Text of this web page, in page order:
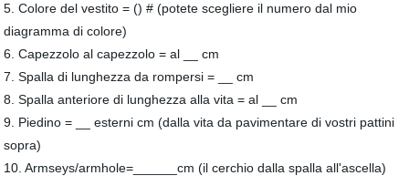
5. Colore del vestito = () # (potete scegliere il numero dal mio
diagramma di colore)
6. Capezzolo al capezzolo = al __ cm
7. Spalla di lunghezza da rompersi = __ cm
8. Spalla anteriore di lunghezza alla vita = al __ cm
9. Piedino = __ esterni cm (dalla vita da pavimentare di vostri pattini
sopra)
10. Armseys/armhole=______cm (il cerchio dalla spalla all'ascella)